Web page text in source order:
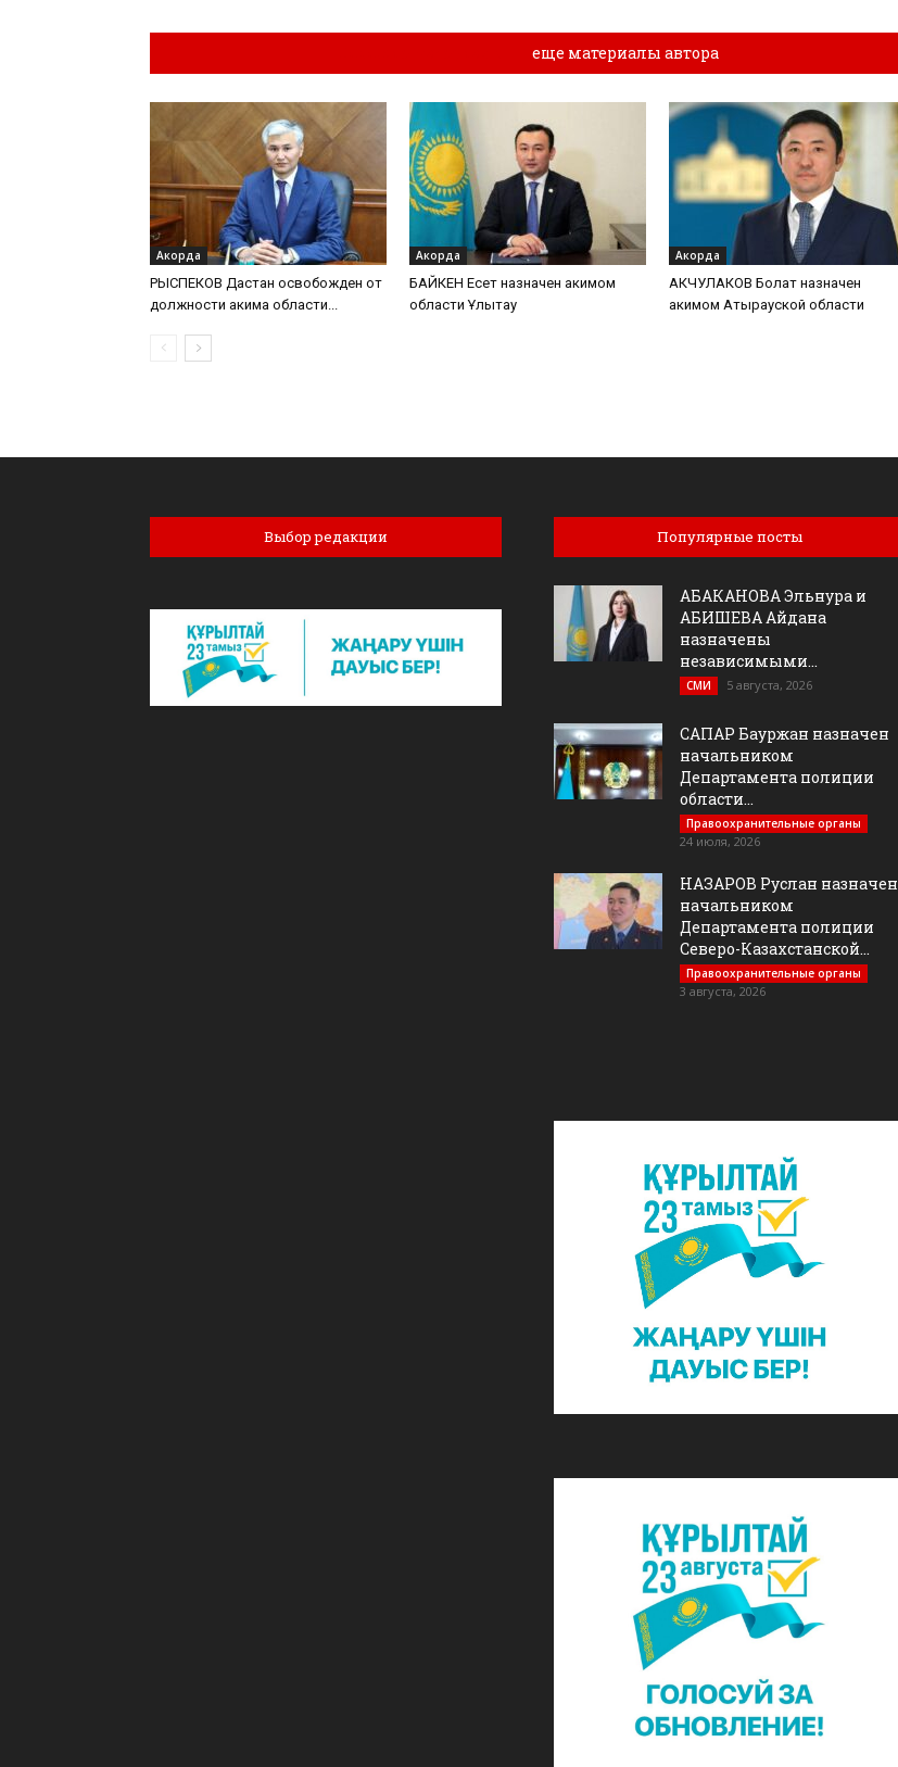
еще материалы автора
Акорда
РЫСПЕКОВ Дастан освобожден от
должности акима области...
Акорда
БАЙКЕН Есет назначен акимом
области Ұлытау
Акорда
АКЧУЛАКОВ Болат назначен
акимом Атырауской области
Выбор редакции Популярные посты
АБАКАНОВА Эльнура и
АБИШЕВА Айдана
назначены
независимыми...
СМИ 5 августа, 2026
САПАР Бауржан назначен
начальником
Департамента полиции
области...
Правоохранительные органы
24 июля, 2026
НАЗАРОВ Руслан назначен
начальником
Департамента полиции
Северо-Казахстанской...
Правоохранительные органы
3 августа, 2026